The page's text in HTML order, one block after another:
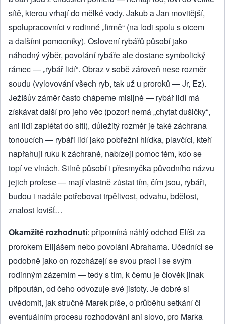
sítě, kterou vrhají do mělké vody. Jakub a Jan movitější,
spolupracovníci v rodinné „firmě“ (na lodi spolu s otcem
a dalšími pomocníky). Oslovení rybářů působí jako
náhodný výběr, povolání rybáře ale dostane symbolický
rámec — „rybář lidí“. Obraz v sobě zároveň nese rozměr
soudu (vylovování všech ryb, tak už u proroků — Jr, Ez).
Ježíšův záměr často chápeme misijně — rybář lidí má
získávat další pro jeho věc (pozor! nemá „chytat dušičky“,
ani lidi zaplétat do sítí), důležitý rozměr je také záchrana
tonoucích — rybáři lidí jako pobřežní hlídka, plavčíci, kteří
napřahují ruku k záchraně, nabízejí pomoc těm, kdo se
topí ve vlnách. Silně působí i přesmyčka původního názvu
jejich profese — mají vlastně zůstat tím, čím jsou, rybáři,
budou i nadále potřebovat trpělivost, odvahu, bdělost,
znalost lovišť…
Okamžité rozhodnutí: připomíná náhlý odchod Elíši za
prorokem Elijášem nebo povolání Abrahama. Učedníci se
podobně jako on rozcházejí se svou prací i se svým
rodinným zázemím — tedy s tím, k čemu je člověk jinak
připoután, od čeho odvozuje své jistoty. Je dobré si
uvědomit, jak stručně Marek píše, o průběhu setkání či
eventuálním procesu rozhodování ani slovo, pro Marka